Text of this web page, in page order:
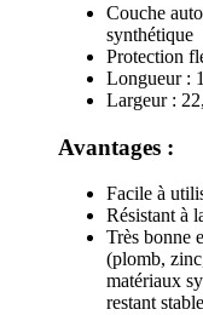
Couche
synthétique
Protection
Longueur :
Largeur :
Avantages :
Facile à
Résistant à
Très bonne
(plomb,
matériaux
restant